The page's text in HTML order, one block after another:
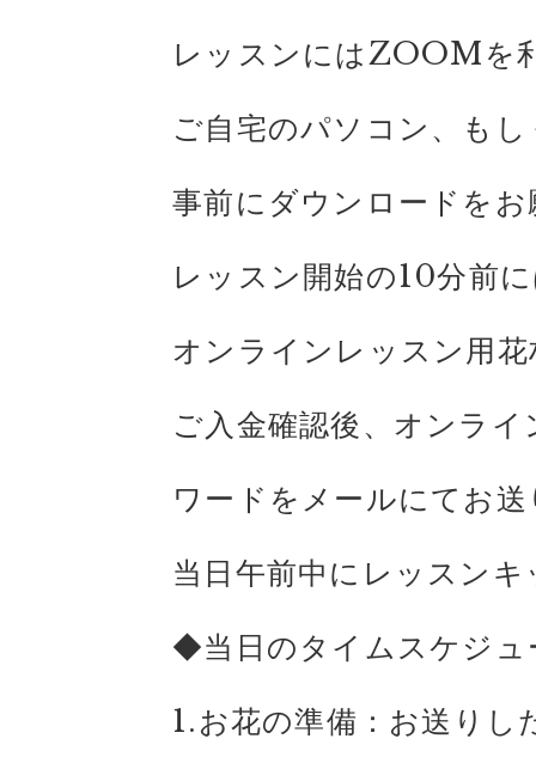
レッスンにはZOOMを
ご自宅のパソコン、も
事前にダウンロードを
レッスン開始の10分前
オンラインレッスン用
ご入金確認後、オンラ
ワードをメールにてお
当日午前中にレッスン
◆当日のタイムスケジ
1.お花の準備：お送り